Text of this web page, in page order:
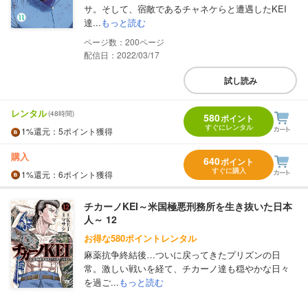
サ。そして、宿敵であるチャネケらと遭遇したKEI
達...もっと読む
200
配信日：2022/03/17
試し読み
レンタル(48時間)
1%還元 ：5ポイント獲得
580ポイント
すぐにレンタル
購入
1%還元 ：6ポイント獲得
640ポイント
すぐに購入
チカーノKEI～米国極悪刑務所を生き抜いた日本
人～ 12
お得な580ポイントレンタル
麻薬抗争終結後…ついに戻ってきたプリズンの日
常。激しい戦いを経て、チカーノ達も穏やかな日々
を過ご...もっと読む